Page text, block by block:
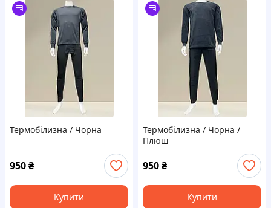
Термобілизна / Чорна
950₴
Купити
Термобілизна / Чорна /
Плюш
950₴
Купити